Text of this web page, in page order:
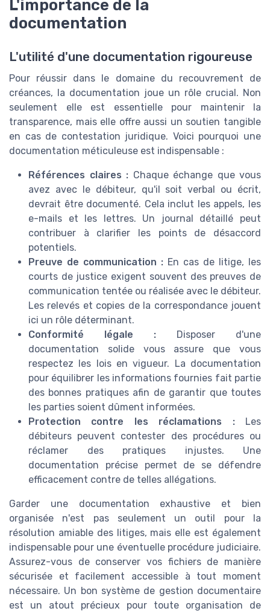
L'importance de la
documentation
L'utilité d'une documentation rigoureuse
Pour réussir dans le domaine du recouvrement de
créances, la documentation joue un rôle crucial. Non
seulement elle est essentielle pour maintenir la
transparence, mais elle offre aussi un soutien tangible
en cas de contestation juridique. Voici pourquoi une
documentation méticuleuse est indispensable :
Références claires : Chaque échange que vous
avez avec le débiteur, qu'il soit verbal ou écrit,
devrait être documenté. Cela inclut les appels, les
e-mails et les lettres. Un journal détaillé peut
contribuer à clarifier les points de désaccord
potentiels.
Preuve de communication : En cas de litige, les
courts de justice exigent souvent des preuves de
communication tentée ou réalisée avec le débiteur.
Les relevés et copies de la correspondance jouent
ici un rôle déterminant.
Conformité légale : Disposer d'une
documentation solide vous assure que vous
respectez les lois en vigueur. La documentation
pour équilibrer les informations fournies fait partie
des bonnes pratiques afin de garantir que toutes
les parties soient dûment informées.
Protection contre les réclamations :Les
débiteurs peuvent contester des procédures ou
réclamer des pratiques injustes. Une
documentation précise permet de se défendre
efficacement contre de telles allégations.
Garder une documentation exhaustive et bien
organisée n'est pas seulement un outil pour la
résolution amiable des litiges, mais elle est également
indispensable pour une éventuelle procédure judiciaire.
Assurez-vous de conserver vos fichiers de manière
sécurisée et facilement accessible à tout moment
nécessaire. Un bon système de gestion documentaire
est un atout précieux pour toute organisation de